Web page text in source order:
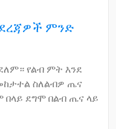
ምንድ
የልብ ምት እንደ
ስለልብዎ ጤና
ደግሞ በልብ ጤና ላይ